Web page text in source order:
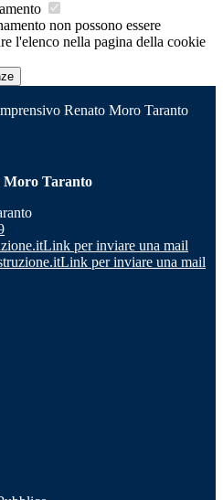
non possono essere
l'elenco nella pagina della cookie
Renato Moro Taranto
Moro Taranto
Link per inviare una mail
Link per inviare una mail